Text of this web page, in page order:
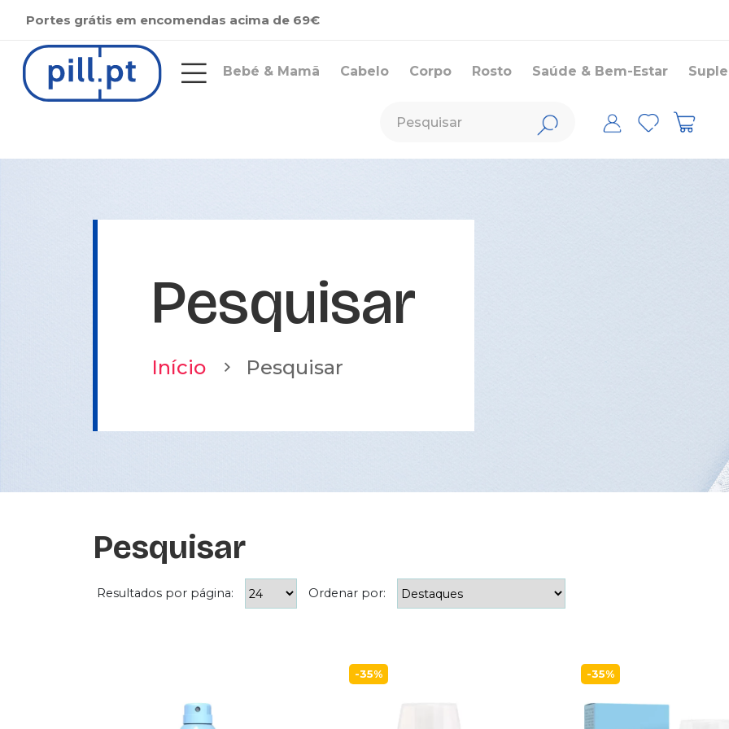
Portes grátis em encomendas acima de 69€
Bebé & Mamã Cabelo Corpo Rosto Saúde & Bem-Estar
Pesquisar
Início Pesquisar
Pesquisar
Resultados por página: Ordenar por:
-35% -35%